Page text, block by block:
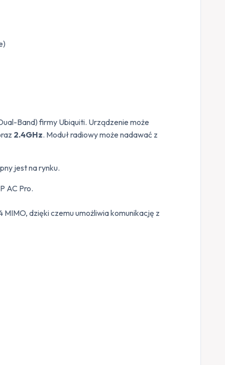
Band) firmy Ubiquiti. Urządzenie może
2.4GHz. Moduł radiowy może nadawać z
jest na rynku.
AC Pro.
dzięki czemu umożliwia komunikację z